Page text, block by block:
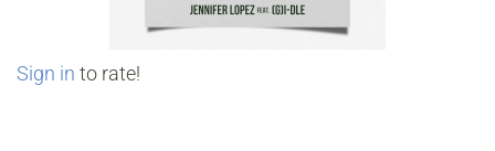
Sign in to rate!